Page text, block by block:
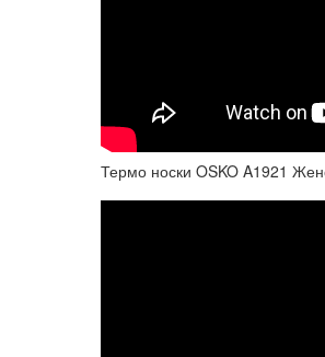
Термо носки OSKO A1921